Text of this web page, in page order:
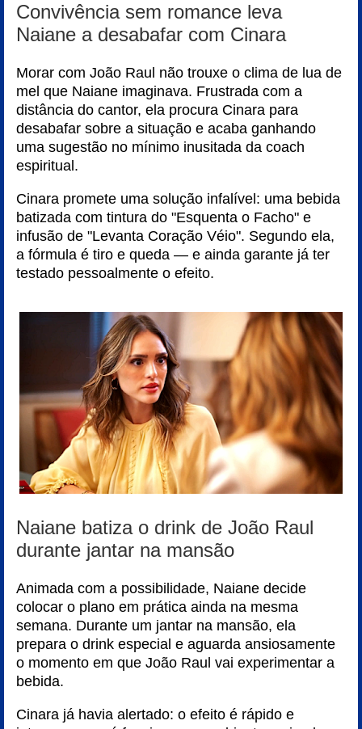
Convivência sem romance leva
Naiane a desabafar com Cinara
Morar com João Raul não trouxe o clima de lua de
mel que Naiane imaginava. Frustrada com a
distância do cantor, ela procura Cinara para
desabafar sobre a situação e acaba ganhando
uma sugestão no mínimo inusitada da coach
espiritual.
Cinara promete uma solução infalível: uma bebida
batizada com tintura do "Esquenta o Facho" e
infusão de "Levanta Coração Véio". Segundo ela,
a fórmula é tiro e queda — e ainda garante já ter
testado pessoalmente o efeito.
Naiane batiza o drink de João Raul
durante jantar na mansão
Animada com a possibilidade, Naiane decide
colocar o plano em prática ainda na mesma
semana. Durante um jantar na mansão, ela
prepara o drink especial e aguarda ansiosamente
o momento em que João Raul vai experimentar a
bebida.
Cinara já havia alertado: o efeito é rápido e